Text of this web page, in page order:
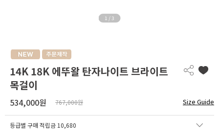
1 / 3
14K 18K 에뚜왈 탄자나이트 브라이트
목걸이
534,000원 767,000원 Size Guide
등급별 구매 적립금 10,680